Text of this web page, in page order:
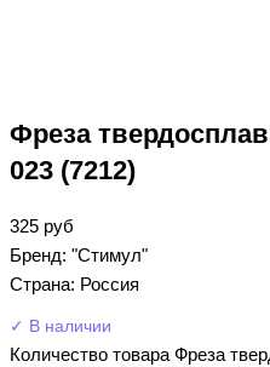
Фреза
023 (7212)
325 руб
Бренд: "Стимул"
Страна: Россия
✓ В наличии
Количество товара Фреза